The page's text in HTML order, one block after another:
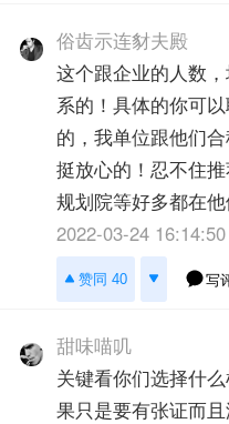
俗齿示连豺夫殿
这个跟企业的人数
系的！具体的你可
的，我单位跟他们
挺放心的！忍不住
规划院等好多都在他
2022-03-24 16:14:50
赞同 40 写
甜味喵叽
关键看你们选择什
果只是要有张证而